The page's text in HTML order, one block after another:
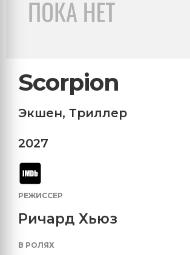
Scorpion
Экшен, Триллер
2027
РЕЖИССЕР
Ричард Хьюз
В РОЛЯХ